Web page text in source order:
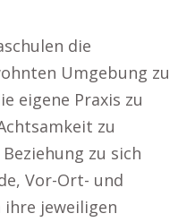
die
Umgebung zu
eigene Praxis zu
zu
zu sich
Vor-Ort- und
ihre jeweiligen